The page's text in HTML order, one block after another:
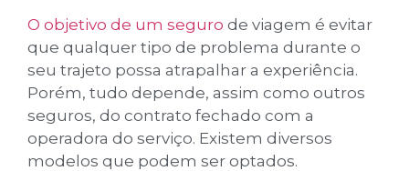
O objetivo de um seguro de viagem é evitar
que qualquer tipo de problema durante o
seu trajeto possa atrapalhar a experiência.
Porém, tudo depende, assim como outros
seguros, do contrato fechado com a
operadora do serviço. Existem diversos
modelos que podem ser optados.